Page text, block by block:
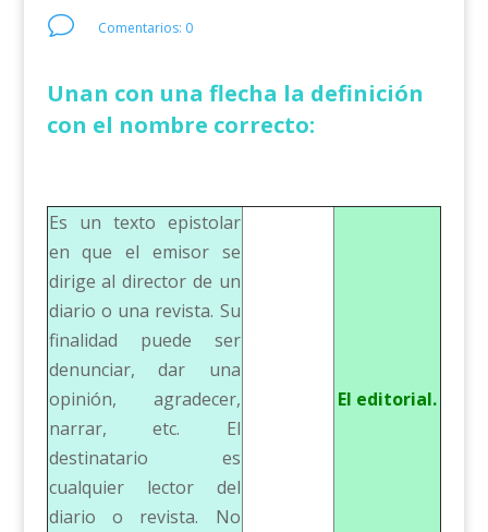
v Comentarios: 0
Unan con una flecha la definición
con el nombre correcto:
Es un texto epistolar
en que el emisor se
dirige al director de un
diario o una revista. Su
finalidad puede ser
denunciar, dar una
opinión, agradecer,
narrar, etc. El
destinatario es
cualquier lector del
diario o revista. No
El editorial.